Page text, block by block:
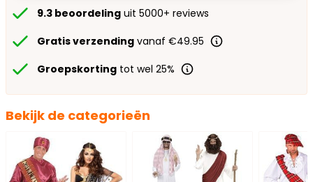
9.3 beoordeling uit 5000+ reviews
Gratis verzending vanaf €49.95
Groepskorting tot wel 25%
Bekijk de categorieën